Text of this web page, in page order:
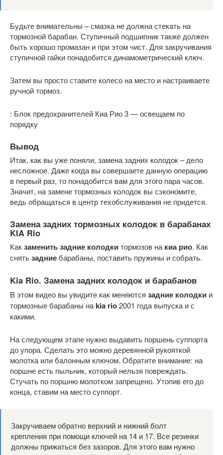
Будьте внимательны – смазка не должна стекать на
тормозной барабан. Ступичный подшипник также должен
быть хорошо промазан и при этом чист. Для закручивания
ступичной гайки понадобится динамометрический ключ.
Затем вы просто ставите колесо на место и настраиваете
ручной тормоз.
: Блок предохранителей Киа Рио 3 — освещаем по
порядку
Вывод
Итак, как вы уже поняли, замена задних колодок – дело
несложное. Даже когда вы совершаете данную операцию
в первый раз, то понадобится вам для этого пара часов.
Значит, на замене тормозных колодок вы сэкономите,
ведь обращаться в центр техобслуживания не придется.
Заменазадних тормозных колодок в барабанах
KIA Rio
Какзаменить задние колодкитормозов накиа рио. Как
снятьзадние барабаны, поставить пружины и собрать.
Kia Rio. Заменазадних колодок и барабанов
В этом видео вы увидите как меняются задние колодки и
тормозные барабаны наkia rio2001 года выпуска и с
какими.
На следующем этапе нужно выдавить поршень суппорта
до упора. Сделать это можно деревянной рукояткой
молотка или балонным ключом. Обратите внимание: на
поршне есть пыльник, который нельзя повреждать.
Стучать по поршню молотком запрещено. Утопив его до
конца, ставим на место суппорт.
Закручиваем обратно верхний и нижний болт
крепления при помощи ключей на 14 и 17. Все резинки
должны прижаться без зазоров. Для этого вам нужно